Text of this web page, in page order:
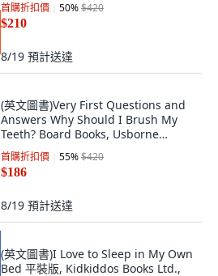
首購折扣價 50%$420
$210
8/19 預計送達
(英文圖書)Very First Questions and
Answers Why Should I Brush My
Teeth? Board Books, Usborne
Books, 英文, 硬頁書
首購折扣價 55%$420
$186
8/19 預計送達
(英文圖書)I Love to Sleep in My Own
Bed 平裝版, Kidkiddos Books Ltd.,